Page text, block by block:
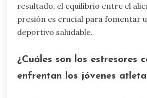
resultado, el equilibrio entre el
presión es crucial para fomentar
deportivo saludable.
¿Cuáles son los estresores
enfrentan los jóvenes